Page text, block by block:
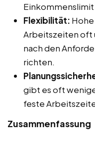
Flexibilität:
Arbeitszeiten oft
nach den
richten.
gibt es oft
feste
Zusammenfassung